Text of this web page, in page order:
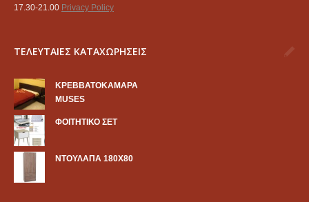
17.30-21.00 Privacy Policy
ΤΕΛΕΥΤΑΙΕΣ ΚΑΤΑΧΩΡΗΣΕΙΣ
KΡΕΒΒΑΤΟΚΑΜΑΡΑ
MUSES
ΦΟΙΤΗΤΙΚΟ ΣΕΤ
ΝΤΟΥΛΑΠΑ 180Χ80